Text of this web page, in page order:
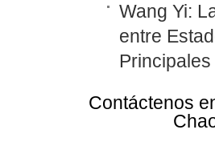
Wang Yi:
entre
Contáctenos